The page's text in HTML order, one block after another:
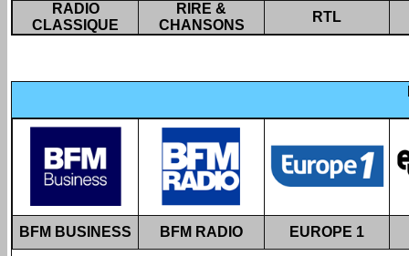
RADIO
CLASSIQUE
RIRE &
CHANSONS
RTL
BFM BUSINESS BFM RADIO EUROPE 1